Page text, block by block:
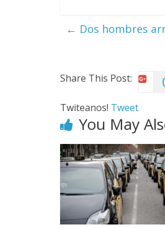
← Dos hombres
Share This Post:
Twiteanos! Tweet
You May